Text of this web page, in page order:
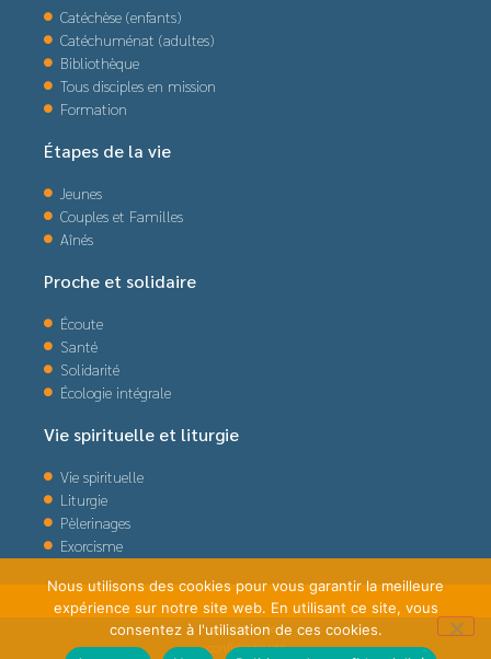
Catéchèse (enfants)
Catéchuménat (adultes)
Bibliothèque
Tous disciples en mission
Formation
Étapes de la vie
Jeunes
Couples et Familles
Aînés
Proche et solidaire
Écoute
Santé
Solidarité
Écologie intégrale
Vie spirituelle et liturgie
Vie spirituelle
Liturgie
Pèlerinages
Exorcisme
politique de
confidentialité
Nous utilisons des cookies pour vous garantir la meilleure
expérience sur notre site web. En utilisant ce site, vous
consentez à l'utilisation de ces cookies.